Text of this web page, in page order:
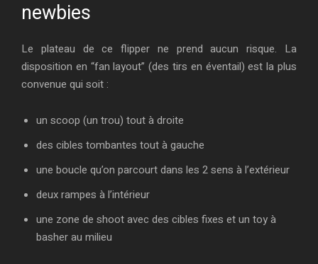
newbies
Le plateau de ce flipper ne prend aucun risque. La
disposition en “fan layout” (des tirs en éventail) est la plus
convenue qui soit :
un scoop (un trou) tout à droite
des cibles tombantes tout à gauche
une boucle qu’on parcourt dans les 2 sens à l’extérieur
deux rampes à l’intérieur
une zone de shoot avec des cibles fixes et un toy à
basher au milieu